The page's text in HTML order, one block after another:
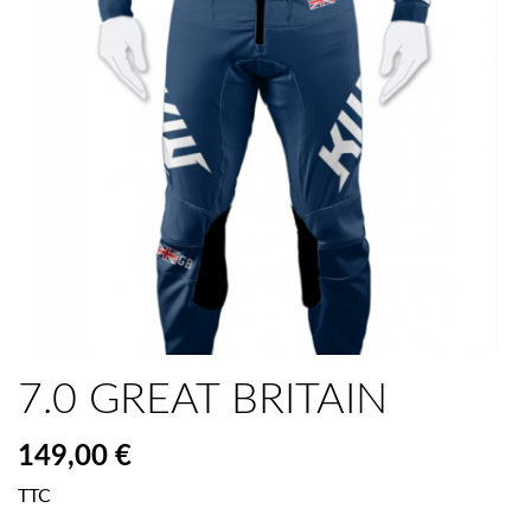
7.0 GREAT BRITAIN
149,00 €
TTC